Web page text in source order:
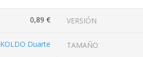
0,89 € VERSIÓN
KOLDO Duarte TAMAÑO